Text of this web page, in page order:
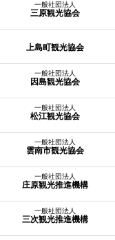
一般社団法人
三原観光協会
上島町観光協会
一般社団法人
因島観光協会
一般社団法人
松江観光協会
一般社団法人
雲南市観光協会
一般社団法人
庄原観光推進機構
一般社団法人
三次観光推進機構